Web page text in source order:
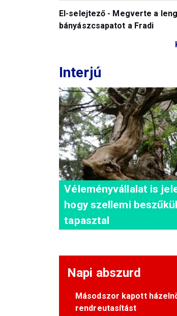
El-selejtező - Megverte a
bányászcsapatot a Fradi
Interjú
Véleményvállalat is
hogy szellemi
tapasztal
Napi abszurd
Másodszor kapott
rendreutasítást